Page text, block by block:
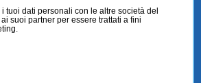
tuoi dati personali con le altre società del
suoi partner per essere trattati a fini